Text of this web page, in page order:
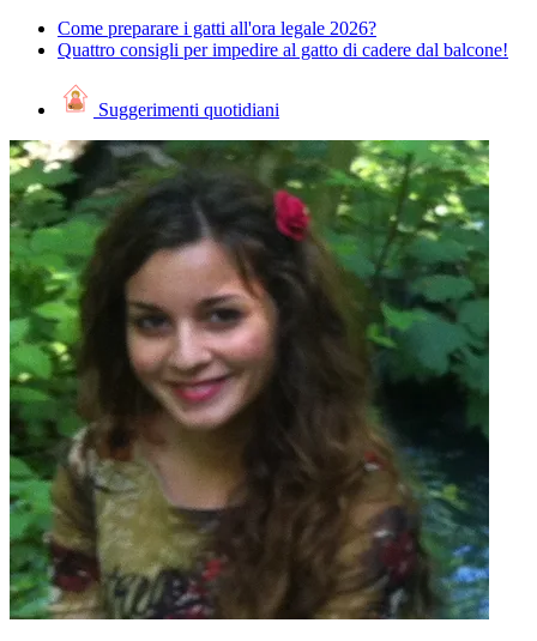
Come preparare i gatti all'ora legale 2026?
Quattro consigli per impedire al gatto di cadere dal balcone!
Suggerimenti quotidiani